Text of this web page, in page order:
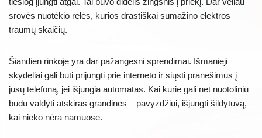
srovės nuotėkio relės, kurios drastiškai sumažino elektros
traumų skaičių.
Šiandien rinkoje yra dar pažangesni sprendimai. Išmanieji
skydeliai gali būti prijungti prie interneto ir siųsti pranešimus į
jūsų telefoną, jei išjungia automatas. Kai kurie gali net nuotoliniu
būdu valdyti atskiras grandines – pavyzdžiui, išjungti šildytuvą,
kai nieko nėra namuose.